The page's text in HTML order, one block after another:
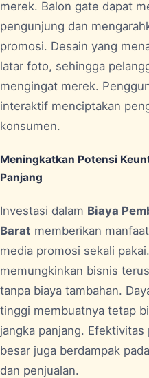
merek. Balon gate dapat
pengunjung dan
promosi. Desain yang
latar foto, sehingga
mengingat merek.
interaktif menciptakan
konsumen.
Meningkatkan Potensi
Panjang
Investasi dalam Biaya
Barat memberikan
media promosi sekali
memungkinkan bisnis
tanpa biaya tambahan.
tinggi membuatnya tetap
jangka panjang.
besar juga berdampak
dan penjualan.